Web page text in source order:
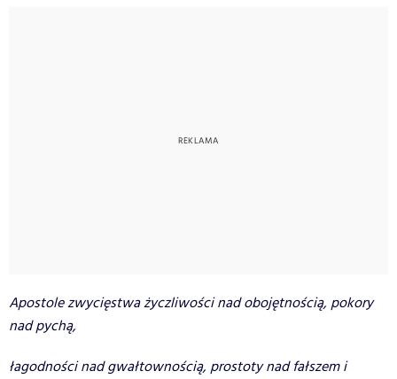
Apostole zwycięstwa życzliwości nad obojętnością, pokory
nad pychą,
łagodności nad gwałtownością, prostoty nad fałszem i